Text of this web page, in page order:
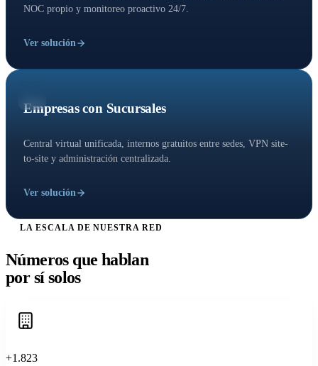
NOC propio y monitoreo proactivo 24/7.
Ver solución
Empresas con Sucursales
Central virtual unificada, internos gratuitos entre sedes, VPN site-
to-site y administración centralizada.
Ver solución
LA ESCALA DE NUESTRA RED
Números que hablan
por sí solos
+1.823